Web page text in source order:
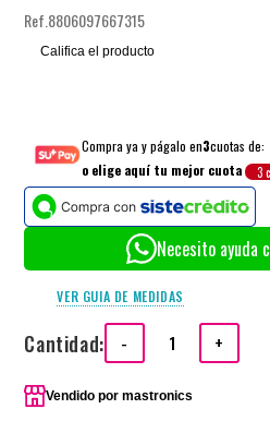
Ref. 8806097667315
Califica el producto
Compra ya y págalo en3cuotas de:
o elige aquí tu mejor cuota
Necesito ayuda
VER GUIA DE MEDIDAS
Cantidad: - +
Vendido pormastronics